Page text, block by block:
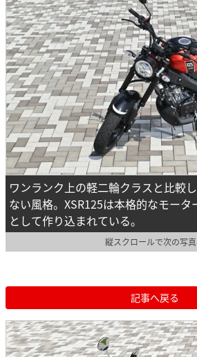
ワンランク上の軽二輪クラスと比較
ない風格。XSR125は本格的なモータ
として作り込まれている。
縦スクロールで次の写
記事へ戻る